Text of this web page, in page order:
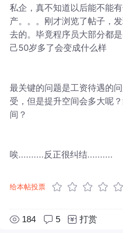
私企，真不知道以后能不能
产。。。刚才浏览了帖子，
去的。毕竟程序员大部分都
己50岁多了会变成什么样
最关键的问题是工资待遇的
受，但是提升空间会多大呢
间？
唉..........反正很纠结..........
给本帖投票
184 5 打赏